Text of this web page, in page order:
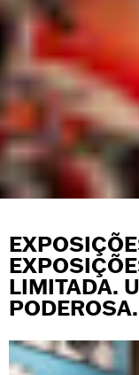
LIMITADA.
PODEROSA.